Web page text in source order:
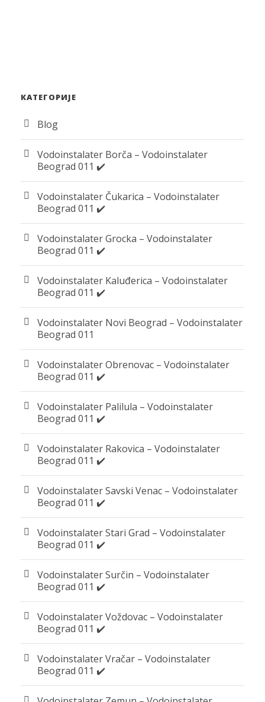
КАТЕГОРИЈЕ
Blog
Vodoinstalater Borča – Vodoinstalater
Beograd 011 ✔️
Vodoinstalater Čukarica – Vodoinstalater
Beograd 011 ✔️
Vodoinstalater Grocka – Vodoinstalater
Beograd 011 ✔️
Vodoinstalater Kaluđerica – Vodoinstalater
Beograd 011 ✔️
Vodoinstalater Novi Beograd – Vodoinstalater
Beograd 011
Vodoinstalater Obrenovac – Vodoinstalater
Beograd 011 ✔️
Vodoinstalater Palilula – Vodoinstalater
Beograd 011 ✔️
Vodoinstalater Rakovica – Vodoinstalater
Beograd 011 ✔️
Vodoinstalater Savski Venac – Vodoinstalater
Beograd 011 ✔️
Vodoinstalater Stari Grad – Vodoinstalater
Beograd 011 ✔️
Vodoinstalater Surčin – Vodoinstalater
Beograd 011 ✔️
Vodoinstalater Voždovac – Vodoinstalater
Beograd 011 ✔️
Vodoinstalater Vračar – Vodoinstalater
Beograd 011 ✔️